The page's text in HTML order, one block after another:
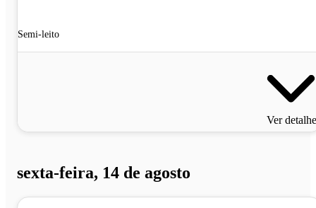
Semi-leito
Ver
sexta-feira, 14 de agosto